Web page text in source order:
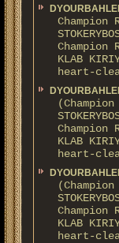
Champion
Champion
KLAB
heart-
Champion
KLAB
heart-
Champion
KLAB
heart-